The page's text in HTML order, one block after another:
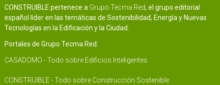
CONSTRUIBLE pertenece a Grupo Tecma Red, el grupo editorial
español líder en las temáticas de Sostenibilidad, Energía y Nuevas
Tecnologías en la Edificación y la Ciudad.
Portales de Grupo Tecma Red:
CASADOMO - Todo sobre Edificios Inteligentes
CONSTRUIBLE - Todo sobre Construcción Sostenible